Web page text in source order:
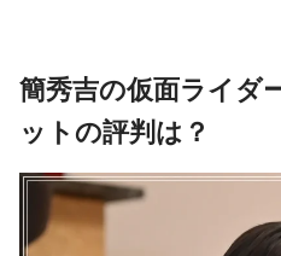
簡秀吉の仮面ライダ
ットの評判は？